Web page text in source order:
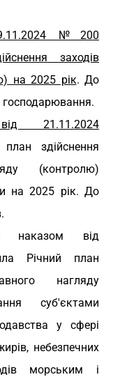
№200
заходів
на 2025 рік. До
господарювання.
21.11.2024
здійснення
(контролю)
на 2025 рік. До
наказом від
Річний план
нагляду
суб'єктами
у сфері
небезпечних
морським і